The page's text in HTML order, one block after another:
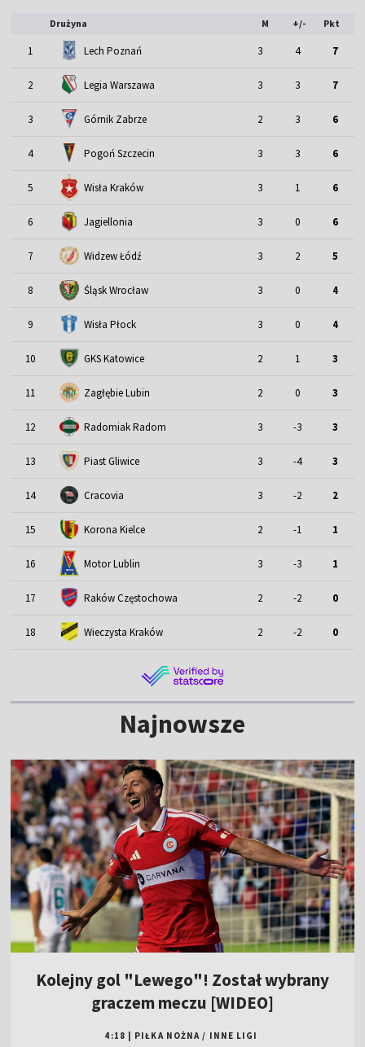
Drużyna M +/- Pkt
1 Lech Poznań 3 4 7
2 Legia Warszawa 3 3 7
3 Górnik Zabrze 2 3 6
4 Pogoń Szczecin 3 3 6
5 Wisła Kraków 3 1 6
6 Jagiellonia 3 0 6
7 Widzew Łódź 3 2 5
8 Śląsk Wrocław 3 0 4
9 Wisła Płock 3 0 4
10 GKS Katowice 2 1 3
11 Zagłębie Lubin 2 0 3
12 Radomiak Radom 3 -3 3
13 Piast Gliwice 3 -4 3
14 Cracovia 3 -2 2
15 Korona Kielce 2 -1 1
16 Motor Lublin 3 -3 1
17 Raków Częstochowa 2 -2 0
18 Wieczysta Kraków 2 -2 0
Najnowsze
Kolejny gol "Lewego"! Został wybrany
graczem meczu [WIDEO]
4:18 PIŁKA NOŻNA / INNE LIGI